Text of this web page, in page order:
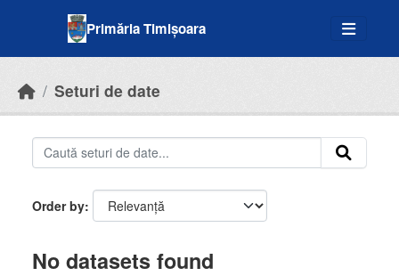
Primăria Timișoara
Seturi de date
Order by
No datasets found